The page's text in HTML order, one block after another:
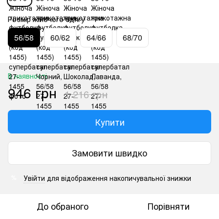
Розмір жіночого одягу
56/58 60/62 64/66 68/70
В наявності
946 грн 1 216 грн
Купити
Замовити швидко
Увійти для відображення накопичувальної знижки
До обраного Порівняти